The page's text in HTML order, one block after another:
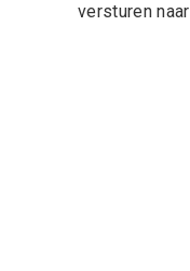
versturen